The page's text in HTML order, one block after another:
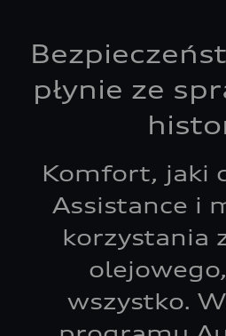
płynie ze
Komfort, jaki
Assistance i
korzystania
wszystko.